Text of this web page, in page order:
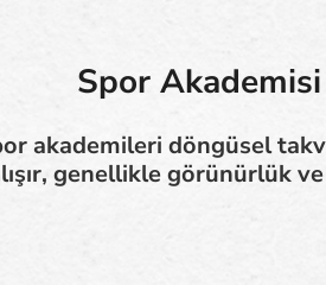
Spor
akademileri döngüsel
genellikle görünürlük